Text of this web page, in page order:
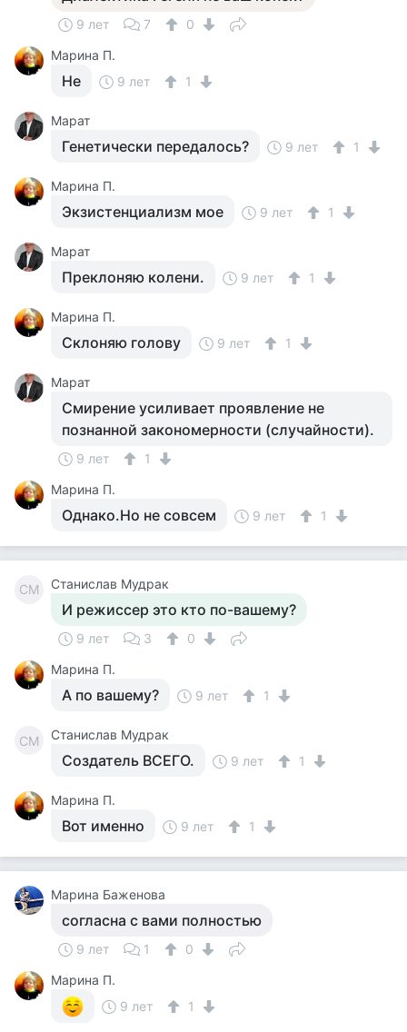
9 лет 7
0
Марина П.
Не 9 лет 1
Марат
Генетически передалось? 9 лет 1
Марина П.
Экзистенциализм мое 9 лет 1
Марат
Преклоняю колени. 9 лет 1
Марина П.
Склоняю голову 9 лет 1
Марат
Смирение усиливает проявление не
познанной закономерности (случайности).
9 лет
1
Марина П.
Однако.Но не совсем 9 лет 1
СМ Станислав Мудрак
И режиссер это кто по-вашему?
9 лет 3
0
Марина П.
А по вашему? 9 лет 1
СМ Станислав Мудрак
Создатель ВСЕГО. 9 лет 1
Марина П.
Вот именно 9 лет 1
Марина Баженова
согласна с вами полностью
9 лет 1
0
Марина П.
9 лет
1